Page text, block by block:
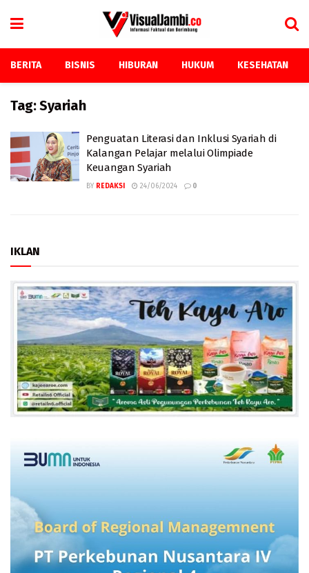
BERITA BISNIS HIBURAN HUKUM KESEHATAN
Tag:Syariah
Penguatan Literasi dan Inklusi Syariah di
Kalangan Pelajar melalui Olimpiade
Keuangan Syariah
BY REDAKSI 24/06/2024 0
IKLAN